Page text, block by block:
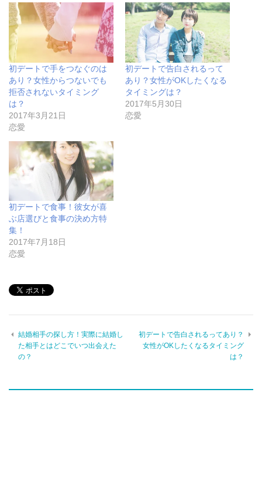
初デートで手をつなぐのは
あり？女性からつないでも
拒否されないタイミング
は？
2017年3月21日
恋愛
初デートで告白されるって
あり？女性がOKしたくなる
タイミングは？
2017年5月30日
恋愛
初デートで食事！彼女が喜
ぶ店選びと食事の決め方特
集！
2017年7月18日
恋愛
結婚相手の探し方！実際に結婚し
た相手とはどこでいつ出会えた
の？
初デートで告白されるってあり？
女性がOKしたくなるタイミング
は？